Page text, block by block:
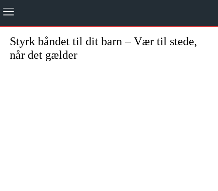
Styrk båndet til dit barn – Vær til stede,
når det gælder